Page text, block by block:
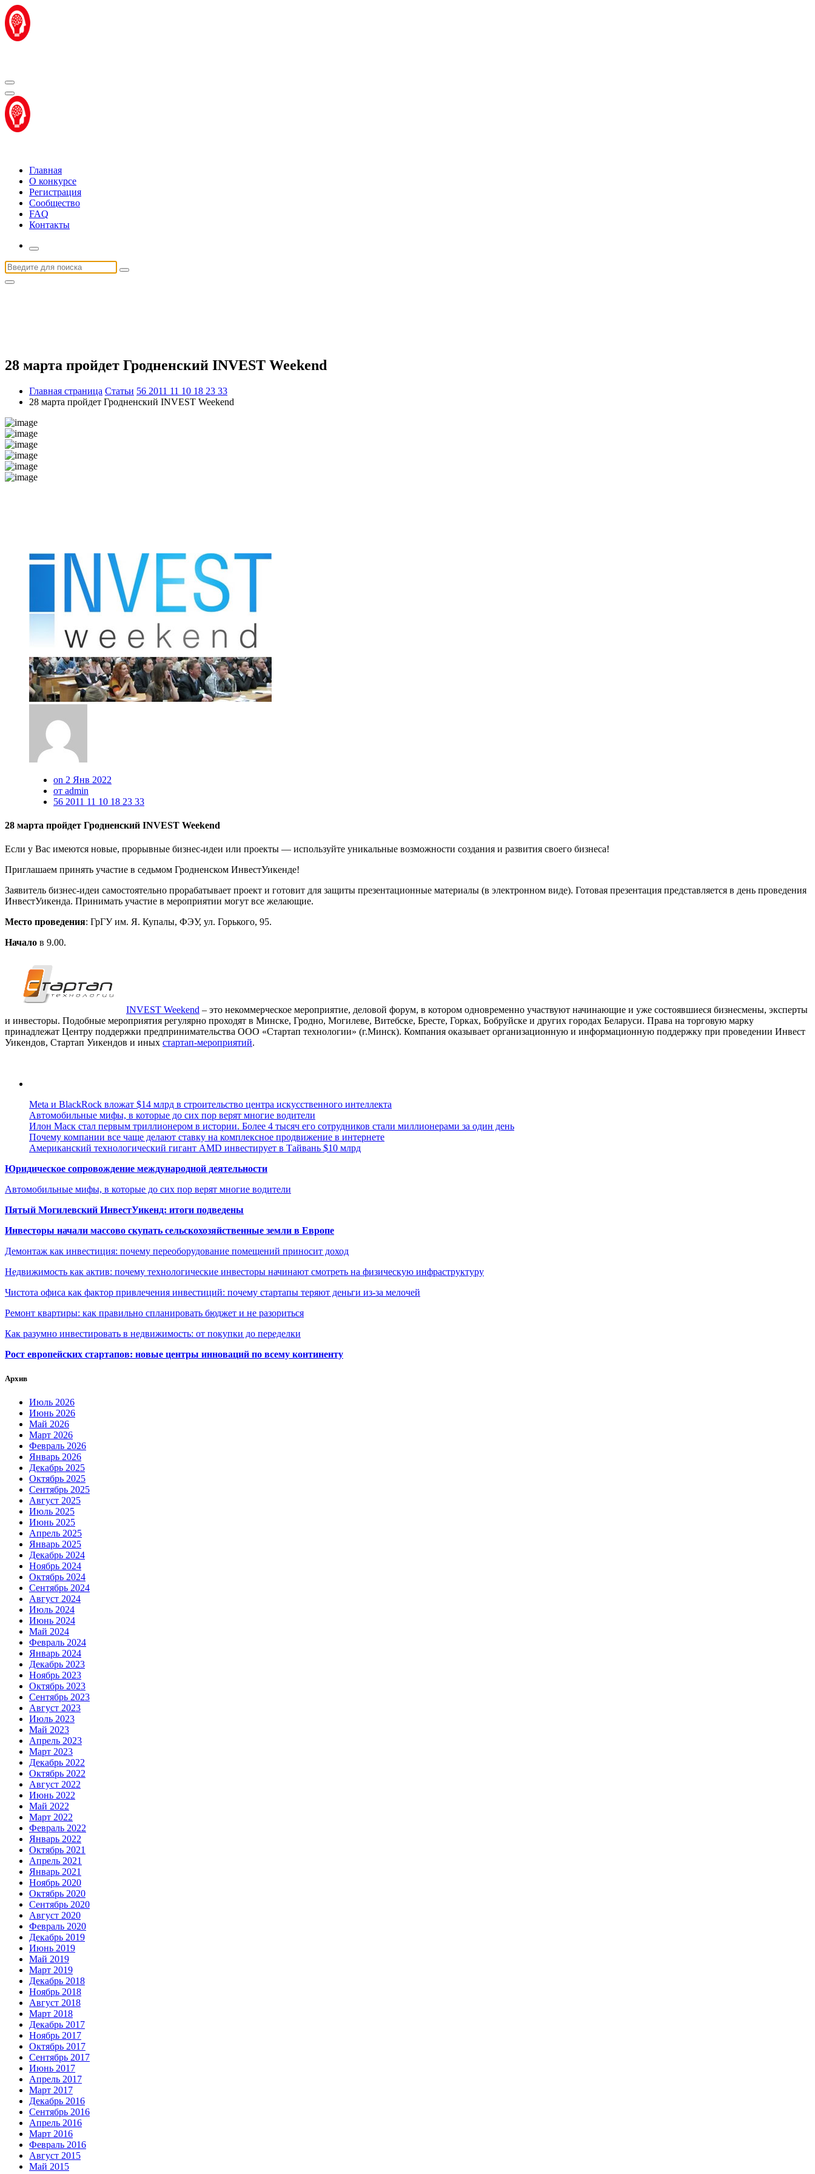
Перейти
к
содержимому
Главная
О конкурсе
Регистрация
Сообщество
FAQ
Контакты
Искать:
28 марта пройдет Гродненский INVEST Weekend
Главная страница Статьи 56 2011 11 10 18 23 33
28 марта пройдет Гродненский INVEST Weekend
on 2 Янв 2022
от admin
56 2011 11 10 18 23 33
28 марта пройдет Гродненский INVEST Weekend
Если у Вас имеются новые, прорывные бизнес-идеи или проекты — используйте уникальные возможности создания и развития своего бизнеса!
Приглашаем принять участие в седьмом Гродненском ИнвестУикенде!
Заявитель бизнес-идеи самостоятельно прорабатывает проект и готовит для защиты презентационные материалы (в электронном виде). Готовая презентация представляется в день проведения
ИнвестУикенда. Принимать участие в мероприятии могут все желающие.
Место проведения: ГрГУ им. Я. Купалы, ФЭУ, ул. Горького, 95.
Начало в 9.00.
INVEST Weekend – это некоммерческое мероприятие, деловой форум, в котором одновременно участвуют начинающие и уже состоявшиеся бизнесмены, эксперты
и инвесторы. Подобные мероприятия регулярно проходят в Минске, Гродно, Могилеве, Витебске, Бресте, Горках, Бобруйске и других городах Беларуси. Права на торговую марку
принадлежат Центру поддержки предпринимательства ООО «Стартап технологии» (г.Минск). Компания оказывает организационную и информационную поддержку при проведении Инвест
Уикендов, Стартап Уикендов и иных стартап-мероприятий.
Meta и BlackRock вложат $14 млрд в строительство центра искусственного интеллекта
Автомобильные мифы, в которые до сих пор верят многие водители
Илон Маск стал первым триллионером в истории. Более 4 тысяч его сотрудников стали миллионерами за один день
Почему компании все чаще делают ставку на комплексное продвижение в интернете
Американский технологический гигант AMD инвестирует в Тайвань $10 млрд
Юридическое сопровождение международной деятельности
Автомобильные мифы, в которые до сих пор верят многие водители
Пятый Могилевский ИнвестУикенд: итоги подведены
Инвесторы начали массово скупать сельскохозяйственные земли в Европе
Демонтаж как инвестиция: почему переоборудование помещений приносит доход
Недвижимость как актив: почему технологические инвесторы начинают смотреть на физическую инфраструктуру
Чистота офиса как фактор привлечения инвестиций: почему стартапы теряют деньги из-за мелочей
Ремонт квартиры: как правильно спланировать бюджет и не разориться
Как разумно инвестировать в недвижимость: от покупки до переделки
Рост европейских стартапов: новые центры инноваций по всему континенту
Архив
Июль 2026
Июнь 2026
Май 2026
Март 2026
Февраль 2026
Январь 2026
Декабрь 2025
Октябрь 2025
Сентябрь 2025
Август 2025
Июль 2025
Июнь 2025
Апрель 2025
Январь 2025
Декабрь 2024
Ноябрь 2024
Октябрь 2024
Сентябрь 2024
Август 2024
Июль 2024
Июнь 2024
Май 2024
Февраль 2024
Январь 2024
Декабрь 2023
Ноябрь 2023
Октябрь 2023
Сентябрь 2023
Август 2023
Июль 2023
Май 2023
Апрель 2023
Март 2023
Декабрь 2022
Октябрь 2022
Август 2022
Июнь 2022
Май 2022
Март 2022
Февраль 2022
Январь 2022
Октябрь 2021
Апрель 2021
Январь 2021
Ноябрь 2020
Октябрь 2020
Сентябрь 2020
Август 2020
Февраль 2020
Декабрь 2019
Июнь 2019
Май 2019
Март 2019
Декабрь 2018
Ноябрь 2018
Август 2018
Март 2018
Декабрь 2017
Ноябрь 2017
Октябрь 2017
Сентябрь 2017
Июнь 2017
Апрель 2017
Март 2017
Декабрь 2016
Сентябрь 2016
Апрель 2016
Март 2016
Февраль 2016
Август 2015
Май 2015